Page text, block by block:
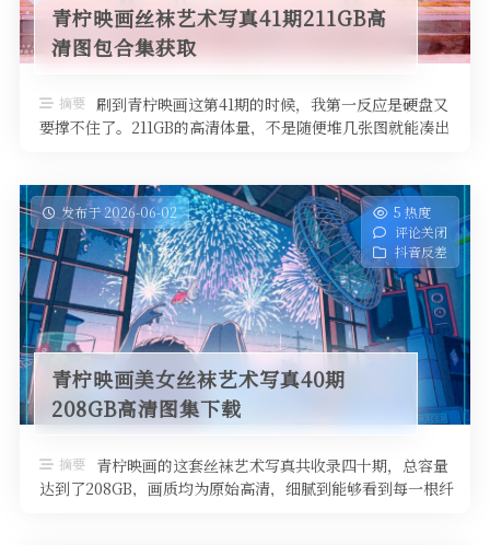
青柠映画丝袜艺术写真41期211GB高
清图包合集获取
摘要 刷到青柠映画这第41期的时候，我第一反应是硬盘又
要撑不住了。211GB的高清体量，不是随便堆几张图就能凑出
发布于 2026-06-02
5 热度
评论关闭
抖音反差
青柠映画美女丝袜艺术写真40期
208GB高清图集下载
摘要
青柠映画的这套丝袜艺术写真共收录四十期，总容量
达到了208GB，画质均为原始高清，细腻到能够看到每一根纤